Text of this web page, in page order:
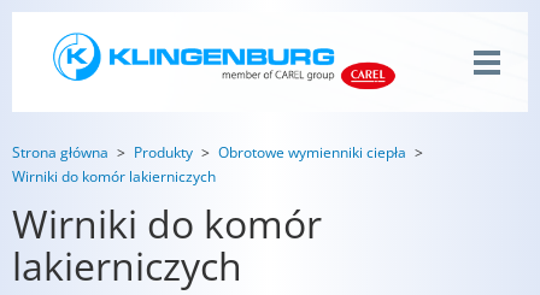
Strona główna Produkty
Obrotowe wymienniki ciepła
Wirniki do komór lakierniczych
Wirniki do komór
lakierniczych